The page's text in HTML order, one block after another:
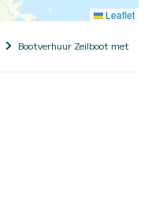
Leaflet
Bootverhuur Zeilboot met